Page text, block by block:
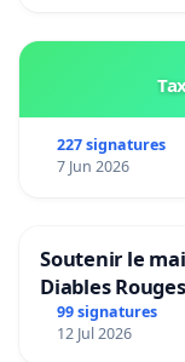
227 signatures
7 Jun 2026
Soutenir le
Diables
Rudi Garcia
99 signatures
12 Jul 2026